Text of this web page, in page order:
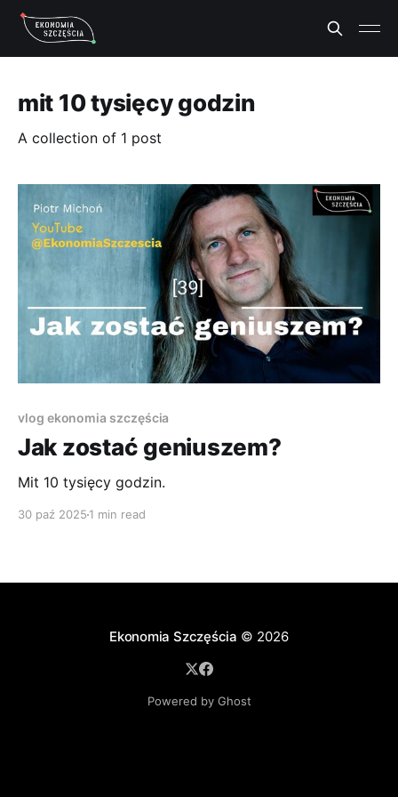
mit 10 tysięcy godzin
A collection of 1 post
vlog ekonomia szczęścia
Jak zostać geniuszem?
Mit 10 tysięcy godzin.
30 paź 2025 1 min read
Ekonomia Szczęścia © 2026
Powered by Ghost